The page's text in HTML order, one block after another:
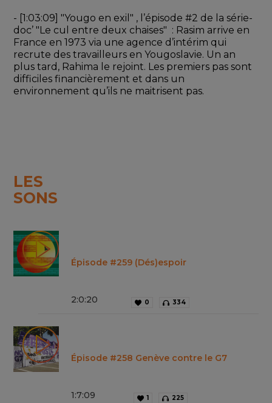
- [1:03:09] "Yougo en exil" , l’épisode #2 de la série-
doc’ "Le cul entre deux chaises"  : Rasim arrive en
France en 1973 via une agence d’intérim qui
recrute des travailleurs en Yougoslavie. Un an
plus tard, Rahima le rejoint. Les premiers pas sont
difficiles financièrement et dans un
environnement qu’ils ne maitrisent pas.
LES
SONS
Épisode #259 (Dés)espoir
2:0:20 0 334
Épisode #258 Genève contre le G7
1:7:09 1 225